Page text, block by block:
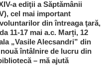
a ediţii a Săptămânii
cel mai important
din întreaga ţară,
11-17 mai a.c. Marți, 12
„Vasile Alecsandri” din
întâlnire de lucru din
– mă ajută